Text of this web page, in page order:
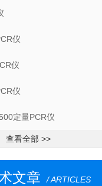
仪
仪
仪
定量PCR仪
查看全部 >>
文章 / ARTICLES